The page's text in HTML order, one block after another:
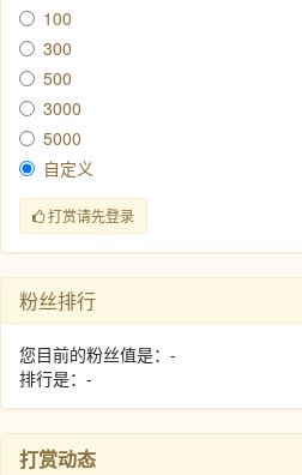
100
300
500
3000
5000
自定义
打赏请先登录
粉丝排行
您目前的粉丝值是：-
排行是：-
打赏动态